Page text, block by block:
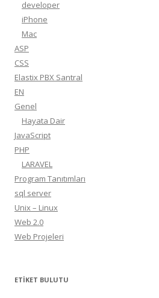
developer
iPhone
Mac
ASP
CSS
Elastix PBX Santral
EN
Genel
Hayata Dair
JavaScript
PHP
LARAVEL
Program Tanıtımları
sql server
Unix – Linux
Web 2.0
Web Projeleri
ETIKET BULUTU